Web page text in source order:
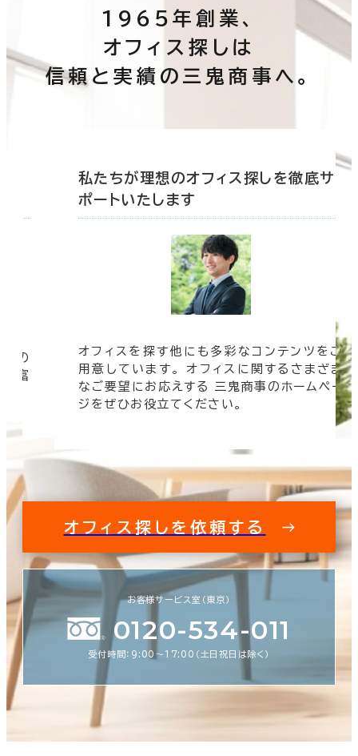
1965年創業、
オフィス探しは
信頼と実績の三鬼商事へ。
の
豊富
私たちが理想のオフィス探しを徹底サ
ポートいたします
オフィスを探す他にも多彩なコンテンツをご
用意しています。 オフィスに関するさまざま
なご要望にお応えする 三鬼商事のホームペー
ジをぜひお役立てください。
オフィス探しを依頼する
お客様サービス室（東京）
0120-534-011
受付時間：9:00〜17:00（土日祝日は除く）